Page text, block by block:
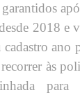
2018 e
ano
recorrer às